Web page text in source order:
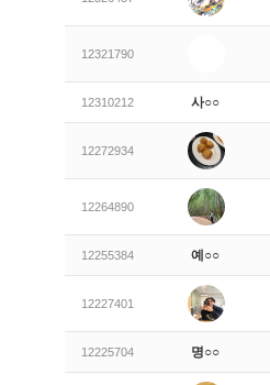
12321790
12310212 사○○
12272934
12264890
12255384 예○○
12227401
12225704 명○○